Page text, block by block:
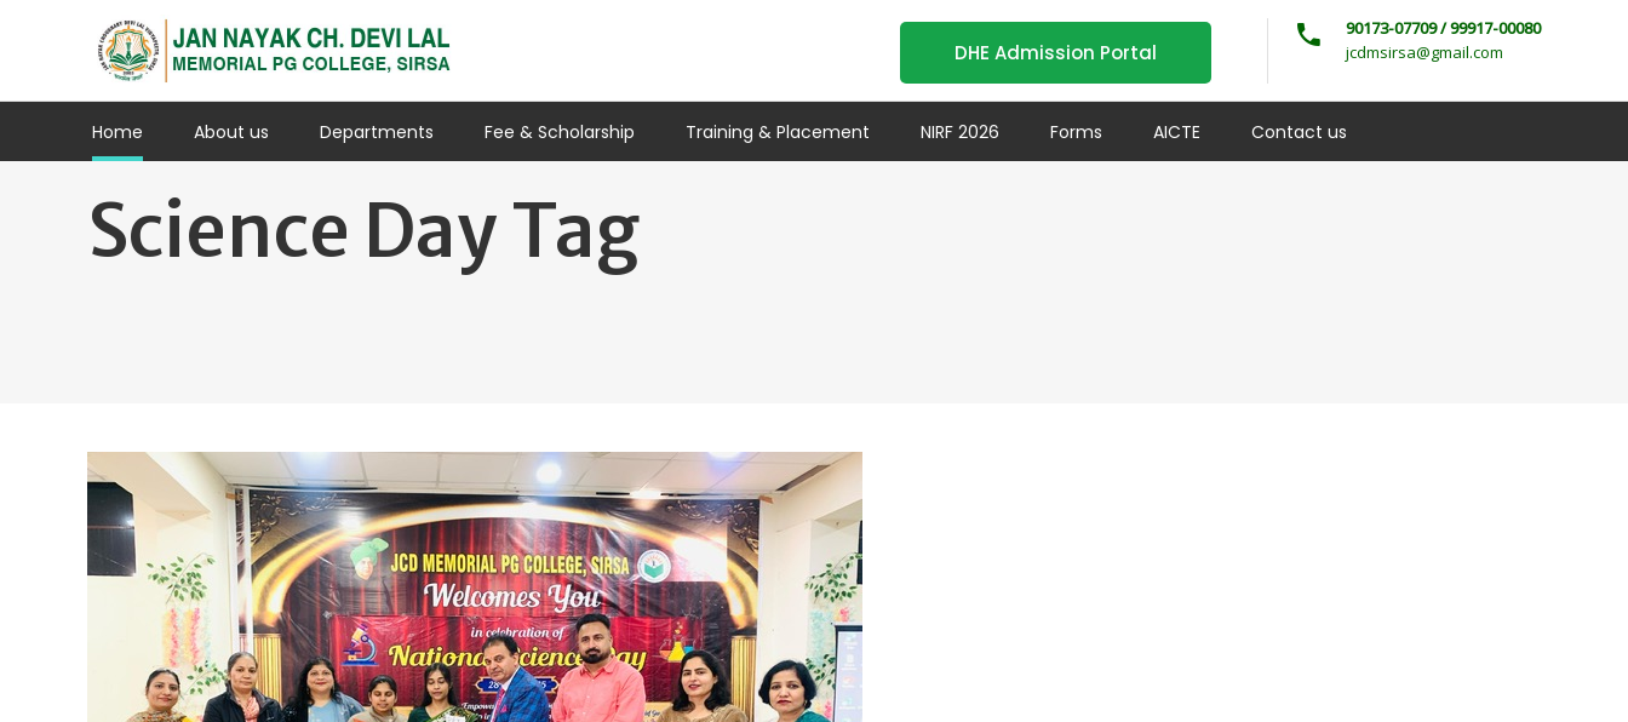
DHE Admission Portal
90173-07709 / 99917-00080
jcdmsirsa@gmail.com
Home About us Departments Fee & Scholarship Training & Placement NIRF 2026 Forms AICTE Contact us
Science Day Tag